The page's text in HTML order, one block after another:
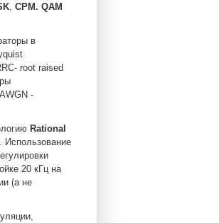
CPM. QAM
в
root raised
-
Rational
Использование
20 кГц на
(а не